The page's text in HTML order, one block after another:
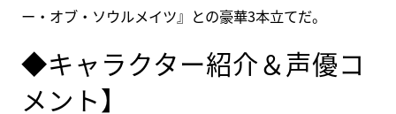
ー・オブ・ソウルメイツ』との豪華3本立てだ。
◆キャラクター紹介＆声優コ
メント】